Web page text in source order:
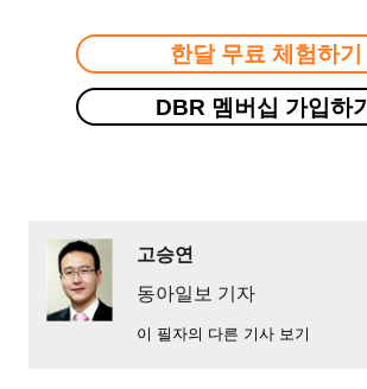
한달 무료 체험하기
DBR 멤버십 가입하기
고승연
동아일보 기자
이 필자의 다른 기사 보기